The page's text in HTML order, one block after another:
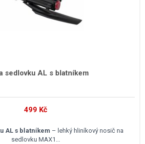
sedlovku AL s blatníkem
499 Kč
AL s blatníkem – lehký hliníkový nosič na
sedlovku MAX1...